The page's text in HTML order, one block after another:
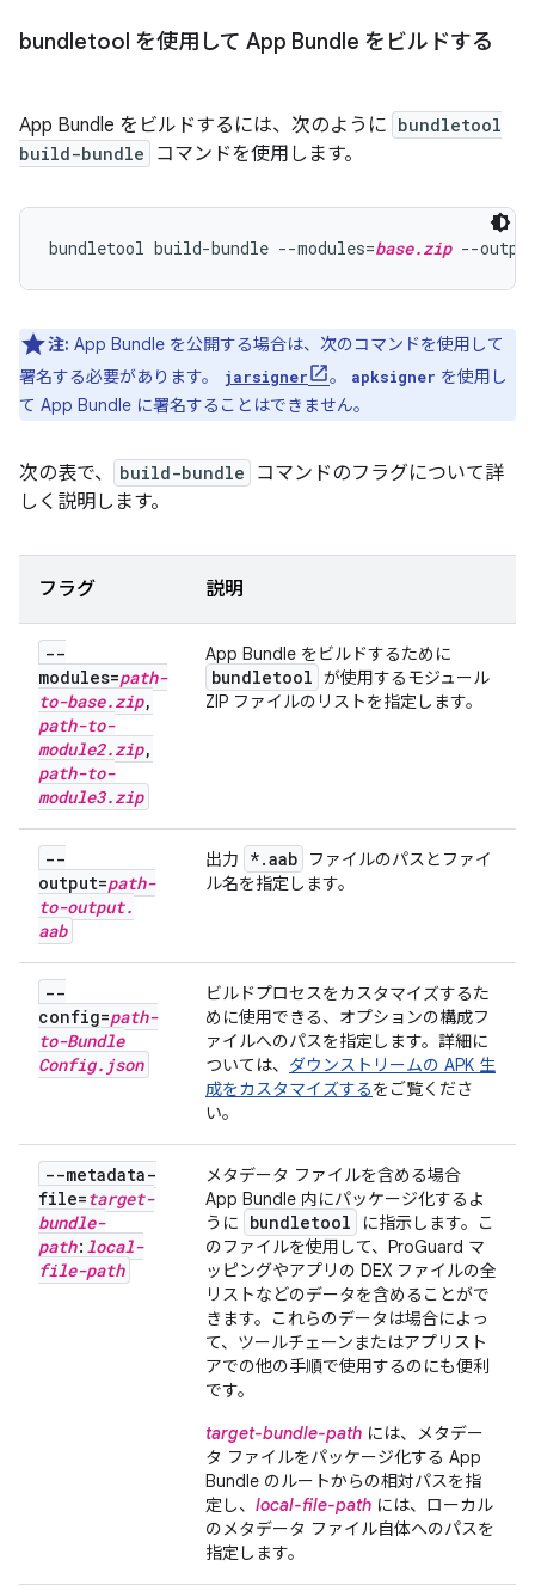
bundletool を使用して App Bundle をビルドする
App Bundle をビルドするには、次のように bundletool
build-bundle
コマンドを使用します。
bundletool build-bundle --modules=base.zip --
注: App Bundle を公開する場合は、次のコマンドを使用して
署名する必要があります。
jarsigner 。 apksigner を使用し
て App Bundle に署名することはできません。
次の表で、 build-bundle
コマンドのフラグについて詳
しく説明します。
フラグ 説明
--
modules=path-
to-base.zip,
path-to-
module2.zip,
path-to-
module3.zip
App Bundle をビルドするために
bundletool が使用するモジュール
ZIP ファイルのリストを指定します。
--
output=path-
to-output.
aab
出力 *.aab
ファイルのパスとファイ
ル名を指定します。
--
config=path-
to-Bundle
Config. json
ビルドプロセスをカスタマイズするた
めに使用できる、オプションの構成フ
ァイルへのパスを指定します。詳細に
ついては、 ダウンストリームの APK 生
成をカスタマイズするをご覧くださ
い。
--metadata-
file=target-
bundle-
path: local-
file-path
メタデータ ファイルを含める場合
App Bundle 内にパッケージ化するよ
うに
bundletool
に指示します。こ
のファイルを使用して、ProGuard マ
ッピングやアプリの DEX ファイルの全
リストなどのデータを含めることがで
きます。これらのデータは場合によっ
て、ツールチェーンまたはアプリスト
アでの他の手順で使用するのにも便利
です。
target-bundle-path には、メタデー
タ ファイルをパッケージ化する App
Bundle のルートからの相対パスを指
定し、 local-file-path には、ローカル
のメタデータ ファイル自体へのパスを
指定します。